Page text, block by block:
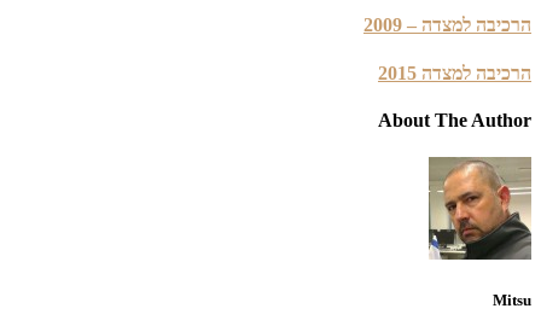
הרכיבה למצדה – 2009
הרכיבה למצדה 2015
About The Author
Mitsu